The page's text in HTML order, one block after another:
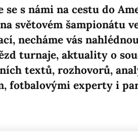
se s námi na cestu do
světovém šampionátu
necháme vás
turnaje, aktuality o
textů, rozhovorů,
fotbalovými experty i